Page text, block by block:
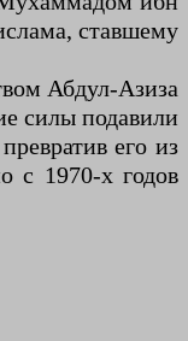
ставшему
Абдул-Азиза
силы подавили
его из
с 1970-х годов